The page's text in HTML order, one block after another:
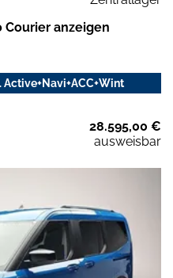
Courier anzeigen
Active+Navi+ACC+Wint
28.595,00 €
ausweisbar